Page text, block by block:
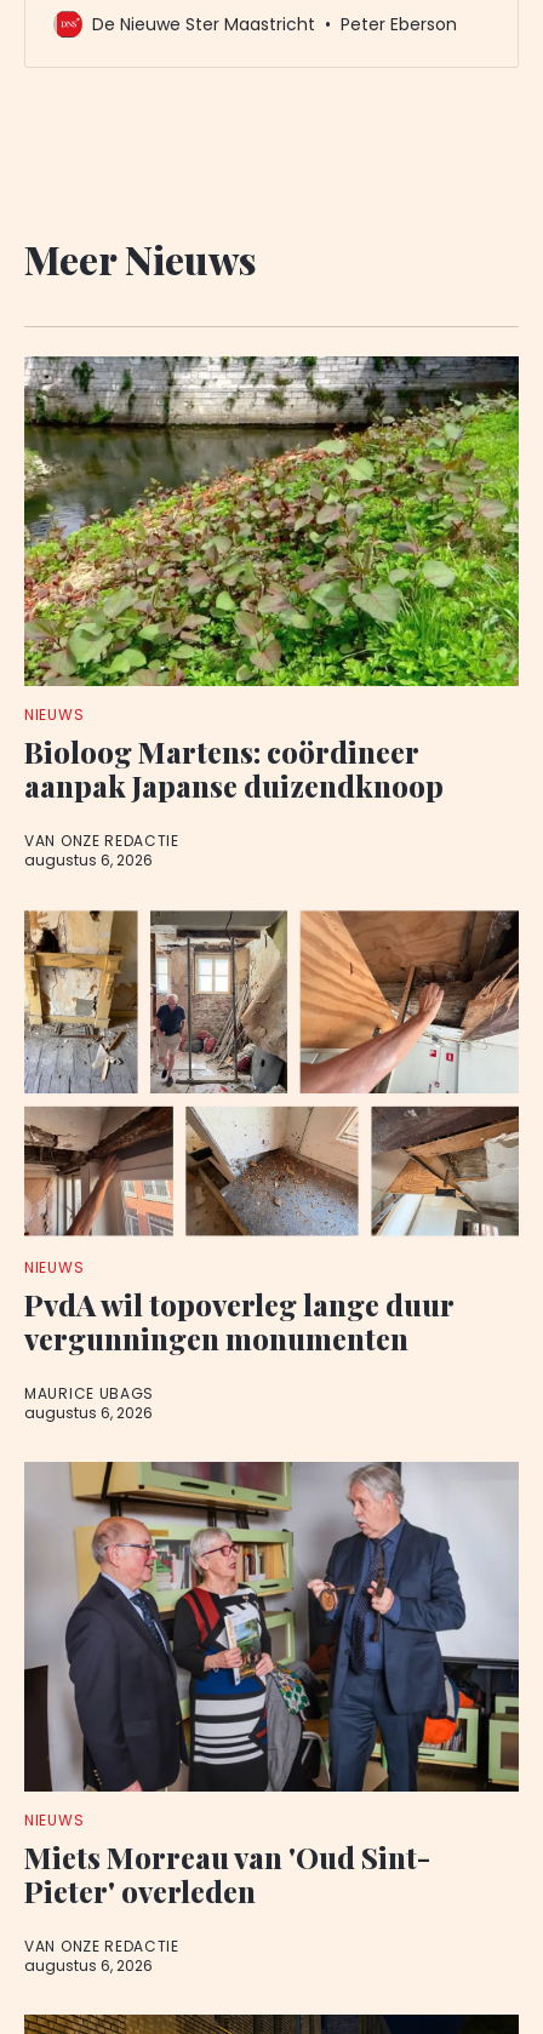
omdat vertrouwelijke gegevens in een mail volgens
Stassen door burgerraadslid Paul van de Kandelaar
De Nieuwe Ster Maastricht Peter Eberson
Meer Nieuws
NIEUWS
Bioloog Martens: coördineer
aanpak Japanse duizendknoop
VAN ONZE REDACTIE
augustus 6, 2026
NIEUWS
PvdA wil topoverleg lange duur
vergunningen monumenten
MAURICE UBAGS
augustus 6, 2026
NIEUWS
Miets Morreau van 'Oud Sint-
Pieter' overleden
VAN ONZE REDACTIE
augustus 6, 2026